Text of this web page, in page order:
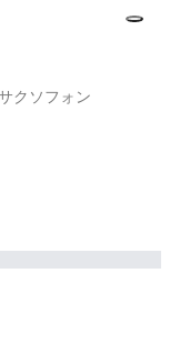
クソフォン